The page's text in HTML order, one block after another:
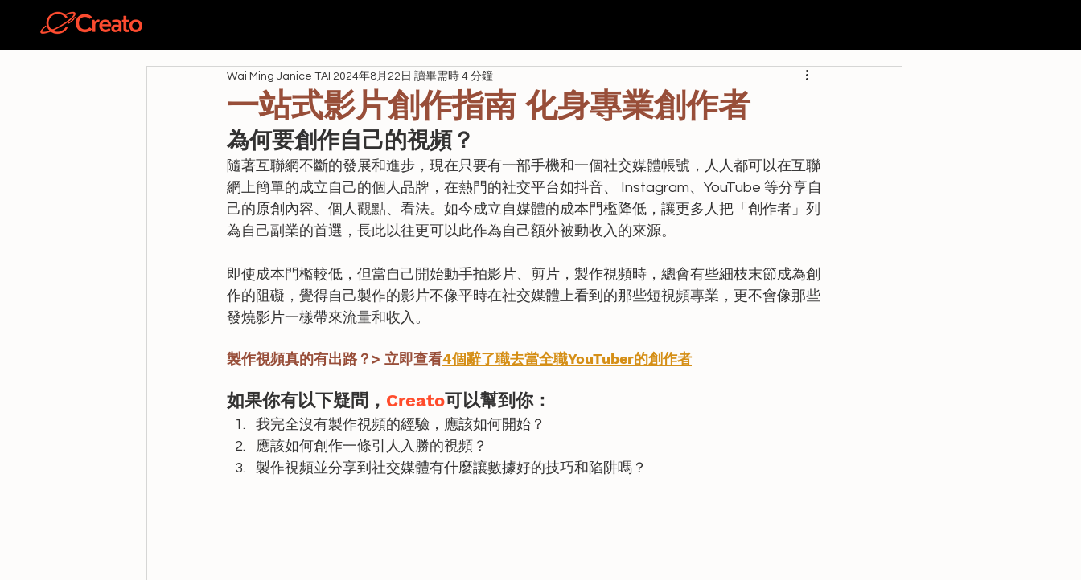
一站式影片創作指南 化身專業創作者
Wai Ming Janice TAI 2024年8月22日 讀畢需時 4 分鐘
為何要創作自己的視頻？
隨著互聯網不斷的發展和進步，現在只要有一部手機和一個社交媒體帳號，人人都可以在互聯
網上簡單的成立自己的個人品牌，在熱門的社交平台如抖音、 Instagram、YouTube 等分享自
己的原創內容、個人觀點、看法。如今成立自媒體的成本門檻降低，讓更多人把「創作者」列
為自己副業的首選，長此以往更可以此作為自己額外被動收入的來源。
即使成本門檻較低，但當自己開始動手拍影片、剪片，製作視頻時，總會有些細枝末節成為創
作的阻礙，覺得自己製作的影片不像平時在社交媒體上看到的那些短視頻專業，更不會像那些
發燒影片一樣帶來流量和收入。
製作視頻真的有出路？> 立即查看4個辭了職去當全職YouTuber的創作者
如果你有以下疑問， Creato可以幫到你：
我完全沒有製作視頻的經驗，應該如何開始？
應該如何創作一條引人入勝的視頻？
製作視頻並分享到社交媒體有什麼讓數據好的技巧和陷阱嗎？